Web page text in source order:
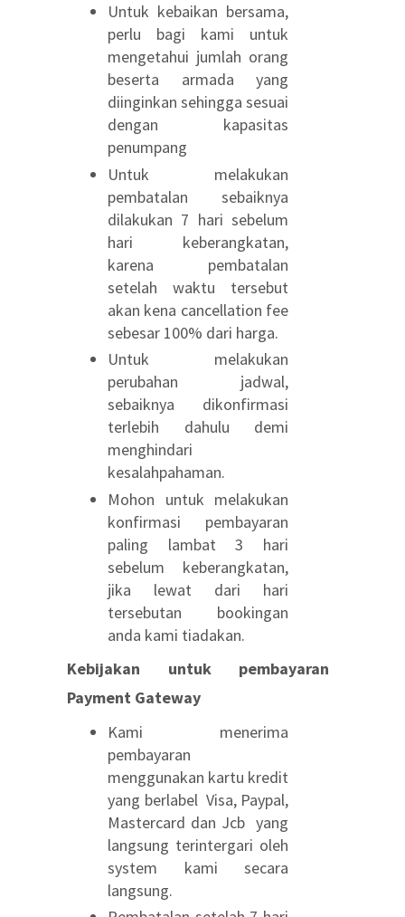
Untuk kebaikan bersama,
perlu bagi kami untuk
mengetahui jumlah orang
beserta armada yang
diinginkan sehingga sesuai
dengan kapasitas
penumpang
Untuk melakukan
pembatalan sebaiknya
dilakukan 7 hari sebelum
hari keberangkatan,
karena pembatalan
setelah waktu tersebut
akan kena cancellation fee
sebesar 100% dari harga.
Untuk melakukan
perubahan jadwal,
sebaiknya dikonfirmasi
terlebih dahulu demi
menghindari
kesalahpahaman.
Mohon untuk melakukan
konfirmasi pembayaran
paling lambat 3 hari
sebelum keberangkatan,
jika lewat dari hari
tersebutan bookingan
anda kami tiadakan.
Kebijakan untuk pembayaran
Payment Gateway
Kami menerima
pembayaran
menggunakan kartu kredit
yang berlabel Visa, Paypal,
Mastercard dan Jcb yang
langsung terintergari oleh
system kami secara
langsung.